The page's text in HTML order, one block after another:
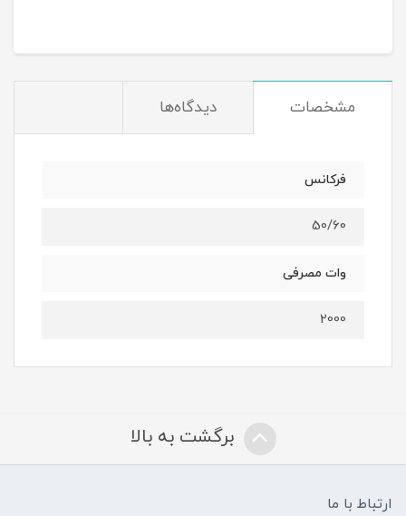
مشخصات دیدگاه‌ها
فرکانس
50/60
وات مصرفی
2000
برگشت به بالا
ارتباط با ما